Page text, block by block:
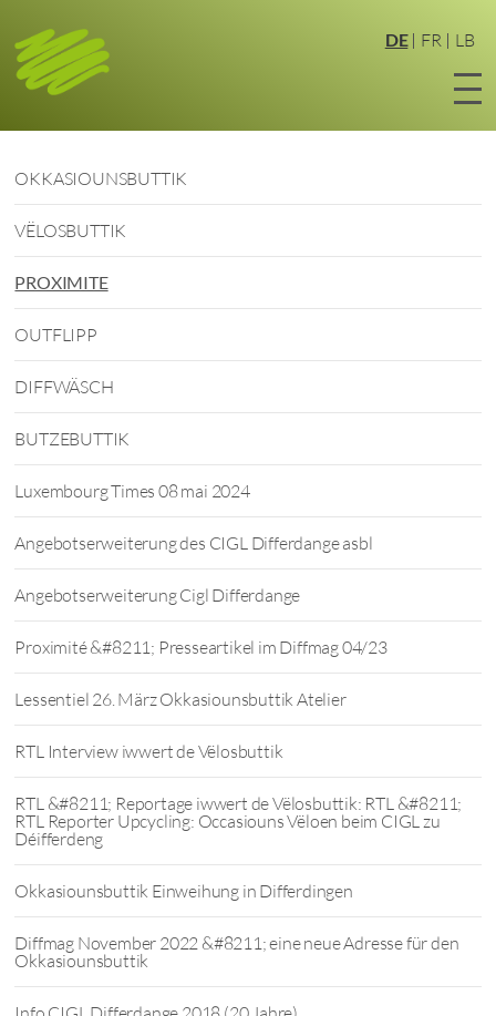
DE FR LB
OKKASIOUNSBUTTIK
VËLOSBUTTIK
PROXIMITE
OUTFLIPP
DIFFWÄSCH
BUTZEBUTTIK
Luxembourg Times 08 mai 2024
Angebotserweiterung des CIGL Differdange asbl
Angebotserweiterung Cigl Differdange
Proximité &#8211; Presseartikel im Diffmag 04/23
Lessentiel 26. März Okkasiounsbuttik Atelier
RTL Interview iwwert de Vëlosbuttik
RTL &#8211; Reportage iwwert de Vëlosbuttik: RTL &#8211;
RTL Reporter Upcycling: Occasiouns Vëloen beim CIGL zu
Déifferdeng
Okkasiounsbuttik Einweihung in Differdingen
Diffmag November 2022 &#8211; eine neue Adresse für den
Okkasiounsbuttik